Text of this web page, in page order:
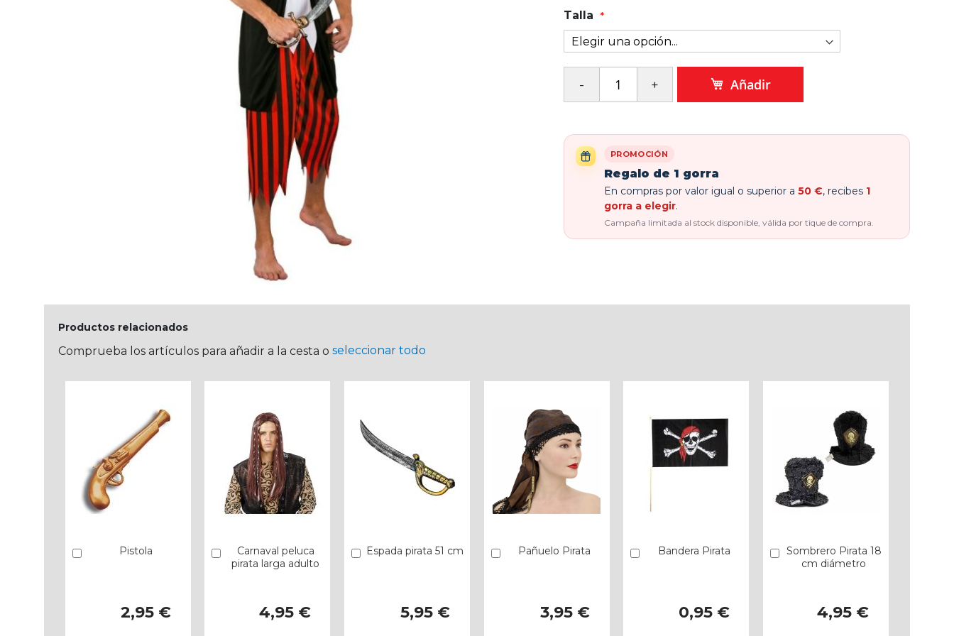
Talla
Añadir
PROMOCIÓN
Regalo de 1 gorra
En compras por valor igual o superior a 50 €, recibes 1
gorra a elegir.
Campaña limitada al stock disponible, válida por tique de compra.
Productos relacionados
Comprueba los artículos para añadir a la cesta o seleccionar todo
Pistola
2,95 €
Carnaval peluca
pirata larga adulto
4,95 €
Añadir Espada pirata 51 cm
5,95 €
Añadir Pañuelo Pirata
3,95 €
Añadir Bandera Pirata
0,95 €
Añadir
Sombrero Pirata 18
cm diámetro
4,95 €
Añadir